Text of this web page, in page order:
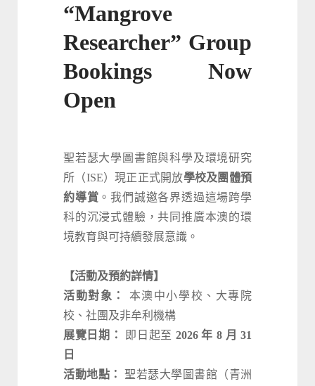
“Mangrove
Researcher” Group
Bookings Now
Open
聖若瑟大學圖書館與科學及環境研究
所（ISE）現正正式開放學校及團體預
約導賞 。我們誠邀各界透過這場跨學
科的沉浸式體驗，共同推廣本澳的環
境教育與可持續發展意識。
【活動及預約詳情】
活動對象：
本澳中小學校、大專院
校、社團及非牟利機構
展覽日期：
即日起至 2026 年 8 月 31
日
活動地點：
聖若瑟大學圖書館（青洲